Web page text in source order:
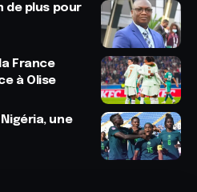
de plus pour
France
à Olise
une